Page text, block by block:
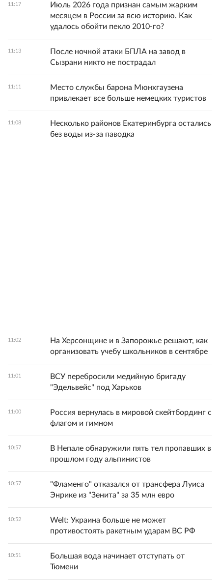
11:17
Июль 2026 года признан самым жарким
месяцем в России за всю историю. Как
удалось обойти пекло 2010-го?
11:13
После ночной атаки БПЛА на завод в
Сызрани никто не пострадал
11:11
Место службы барона Мюнхгаузена
привлекает все больше немецких туристов
11:08
Несколько районов Екатеринбурга остались
без воды из-за паводка
11:02
На Херсонщине и в Запорожье решают, как
организовать учебу школьников в сентябре
11:01
ВСУ перебросили медийную бригаду
"Эдельвейс" под Харьков
11:00
Россия вернулась в мировой скейтбординг с
флагом и гимном
10:57
В Непале обнаружили пять тел пропавших в
прошлом году альпинистов
10:57
"Фламенго" отказался от трансфера Луиса
Энрике из "Зенита" за 35 млн евро
10:52
Welt: Украина больше не может
противостоять ракетным ударам ВС РФ
10:51
Большая вода начинает отступать от
Тюмени